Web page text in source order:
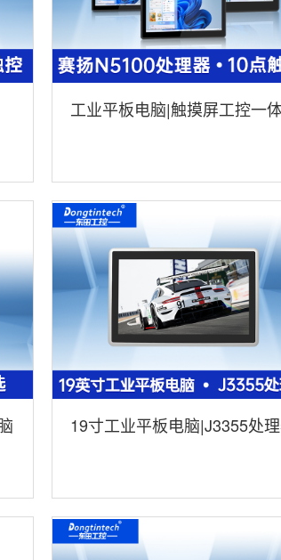
工业平板电脑|触摸屏工控一
19寸工业平板电脑|J3355处